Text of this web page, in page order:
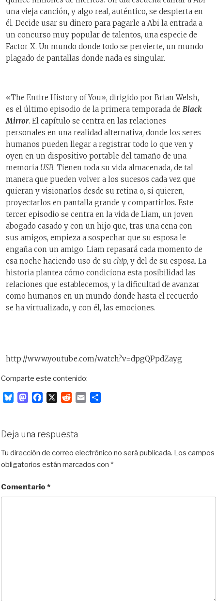
una vieja canción, y algo real, auténtico, se despierta en
él. Decide usar su dinero para pagarle a Abi la entrada a
un concurso muy popular de talentos, una especie de
Factor X. Un mundo donde todo se pervierte, un mundo
plagado de pantallas donde nada es singular.
«The Entire History of You», dirigido por Brian Welsh,
es el último episodio de la primera temporada de Black
Mirror. El capítulo se centra en las relaciones
personales en una realidad alternativa, donde los seres
humanos pueden llegar a registrar todo lo que ven y
oyen en un dispositivo portable del tamaño de una
memoria USB. Tienen toda su vida almacenada, de tal
manera que pueden volver a los sucesos cada vez que
quieran y visionarlos desde su retina o, si quieren,
proyectarlos en pantalla grande y compartirlos. Este
tercer episodio se centra en la vida de Liam, un joven
abogado casado y con un hijo que, tras una cena con
sus amigos, empieza a sospechar que su esposa le
engaña con un amigo. Liam repasará cada momento de
esa noche haciendo uso de su chip, y del de su esposa. La
historia plantea cómo condiciona esta posibilidad las
relaciones que establecemos, y la dificultad de avanzar
como humanos en un mundo donde hasta el recuerdo
se ha virtualizado, y con él, las emociones.
http://www.youtube.com/watch?v=dpgQPpdZayg
Comparte este contenido:
s
k
y
M
o
d
o
b
o
o
X
d
i
t
r
t
Deja una respuesta
Tu dirección de correo electrónico no será publicada. Los campos
obligatorios están marcados con *
Comentario *